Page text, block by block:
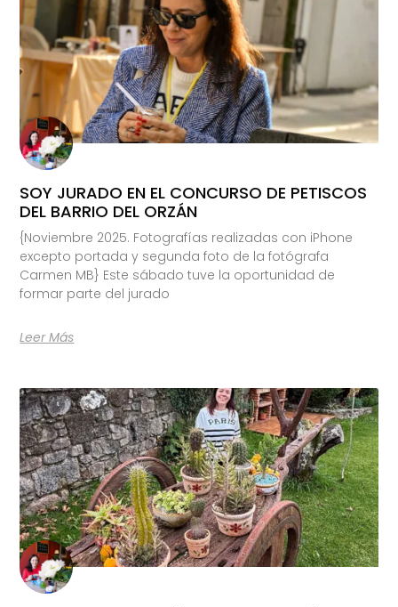
SOY JURADO EN EL CONCURSO DE PETISCOS
DEL BARRIO DEL ORZÁN
{Noviembre 2025. Fotografías realizadas con iPhone
excepto portada y segunda foto de la fotógrafa
Carmen MB} Este sábado tuve la oportunidad de
formar parte del jurado
Leer Más